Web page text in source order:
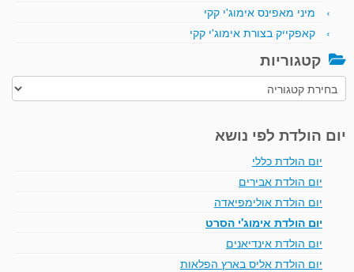
מיני מאפינס אימוג'י קקי
קאפקייק בצורת אימוג'י קקי
קטגוריות
קטגוריות
יום הולדת לפי נושא
יום הולדת כללי
יום הולדת אבירים
יום הולדת אולימפיאדה
יום הולדת אימוג'י הסרט
יום הולדת אינדיאנים
יום הולדת אליס בארץ הפלאות